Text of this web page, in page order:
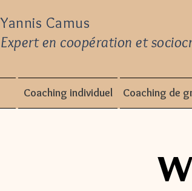
Yannis Camus
Expert en coopération et
Coaching individuel Coaching de